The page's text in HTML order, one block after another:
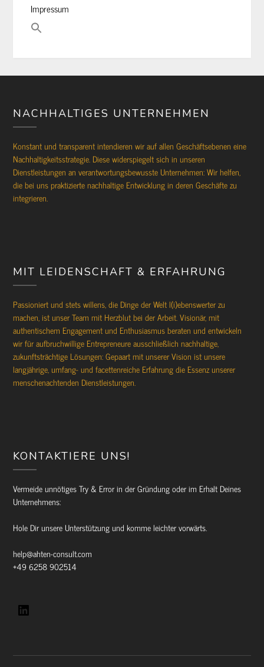
Impressum
NACHHALTIGES UNTERNEHMEN
Konstant und transparent intendieren wir auf allen Geschäftsebenen eine
Nachhaltigkeitsstrategie. Diese widerspiegelt sich in unseren
Dienstleistungen an verantwortungsbewusste Unternehmen: Wir helfen,
die bei uns praktizierte nachhaltige Entwicklung in deren Geschäfte zu
integrieren.
MIT LEIDENSCHAFT & ERFAHRUNG
Passioniert und stets willens, die Dinge der Welt l(i)ebenswerter zu
machen, ist unser Team mit Herzblut bei der Arbeit. Visionär, mit
authentischem Engagement und Enthusiasmus beraten und entwickeln
wir für aufbruchwillige Entrepreneure ausschließlich nachhaltige,
zukunftsträchtige Lösungen: Gepaart mit unserer Vision ist unsere
langjährige, umfang- und facettenreiche Erfahrung die Essenz unserer
menschenachtenden Dienstleistungen.
KONTAKTIERE UNS!
Vermeide unnötiges Try & Error in der Gründung oder im Erhalt Deines
Unternehmens:
Hole Dir unsere Unterstützung und komme leichter vorwärts.
help@ahten-consult.com
+49 6258 902514